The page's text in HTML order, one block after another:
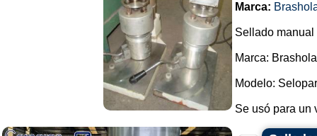
Marca:
Sellado
Marca:
Modelo:
Se usó para un